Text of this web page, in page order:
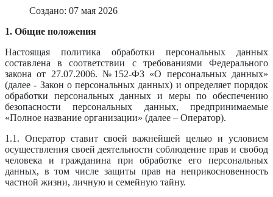
Создано: 07 мая 2026
1. Общие положения
Настоящая политика обработки персональных данных
составлена в соответствии с требованиями Федерального
закона от 27.07.2006. №152-ФЗ «О персональных данных»
(далее - Закон о персональных данных) и определяет порядок
обработки персональных данных и меры по обеспечению
безопасности персональных данных, предпринимаемые
«Полное название организации» (далее – Оператор).
1.1. Оператор ставит своей важнейшей целью и условием
осуществления своей деятельности соблюдение прав и свобод
человека и гражданина при обработке его персональных
данных, в том числе защиты прав на неприкосновенность
частной жизни, личную и семейную тайну.